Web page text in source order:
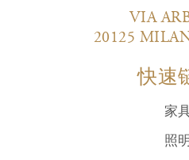
VIA
20125
快速
家
照